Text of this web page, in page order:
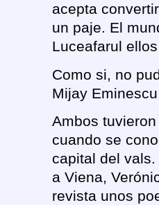
acepta
un paje. El
Luceafarul
Como si, no
Mijay
Ambos
cuando se
capital del
a Viena,
revista unos